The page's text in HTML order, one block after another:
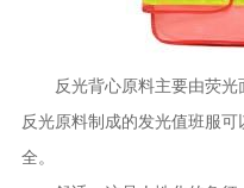
反光背心原料主要由荧光
反光原料制成的发光值班服
全。